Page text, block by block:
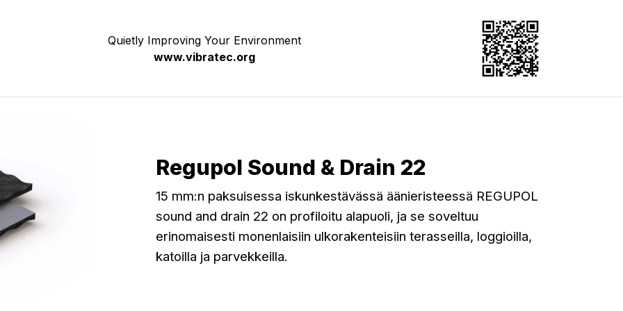
Quietly Improving Your Environment
www.vibratec.org
Regupol Sound & Drain 22
15 mm:n paksuisessa iskunkestävässä äänieristeessä REGUPOL
sound and drain 22 on profiloitu alapuoli, ja se soveltuu
erinomaisesti monenlaisiin ulkorakenteisiin terasseilla, loggioilla,
katoilla ja parvekkeilla.